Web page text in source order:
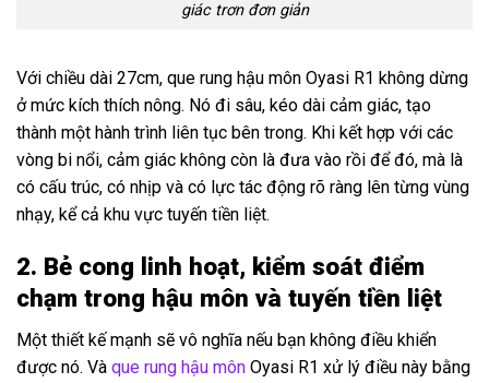
giác trơn đơn giản
Với chiều dài 27cm, que rung hậu môn Oyasi R1 không dừng
ở mức kích thích nông. Nó đi sâu, kéo dài cảm giác, tạo
thành một hành trình liên tục bên trong. Khi kết hợp với các
vòng bi nổi, cảm giác không còn là đưa vào rồi để đó, mà là
có cấu trúc, có nhịp và có lực tác động rõ ràng lên từng vùng
nhạy, kể cả khu vực tuyến tiền liệt.
2. Bẻ cong linh hoạt, kiểm soát điểm
chạm trong hậu môn và tuyến tiền liệt
Một thiết kế mạnh sẽ vô nghĩa nếu bạn không điều khiển
được nó. Và que rung hậu môn Oyasi R1 xử lý điều này bằng